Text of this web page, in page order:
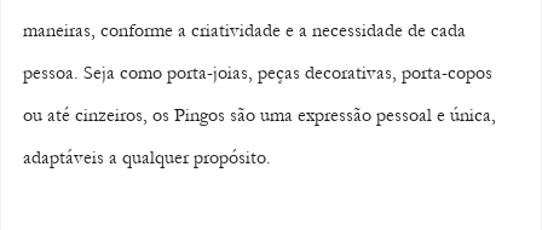
maneiras, conforme a criatividade e a necessidade de cada
pessoa. Seja como porta-joias, peças decorativas, porta-copos
ou até cinzeiros, os Pingos são uma expressão pessoal e única,
adaptáveis a qualquer propósito.